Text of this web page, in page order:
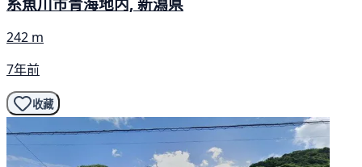
242 m
7年前
收藏